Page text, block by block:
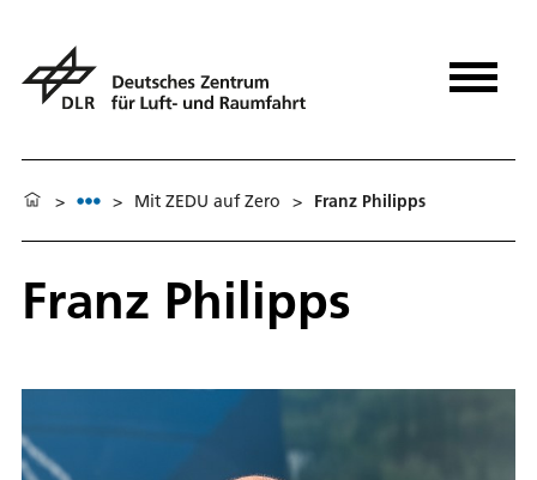
> > Mit ZEDU auf Zero > Franz Philipps
Franz Philipps